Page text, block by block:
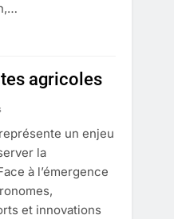
agricoles
un enjeu
la
à l’émergence
et innovations